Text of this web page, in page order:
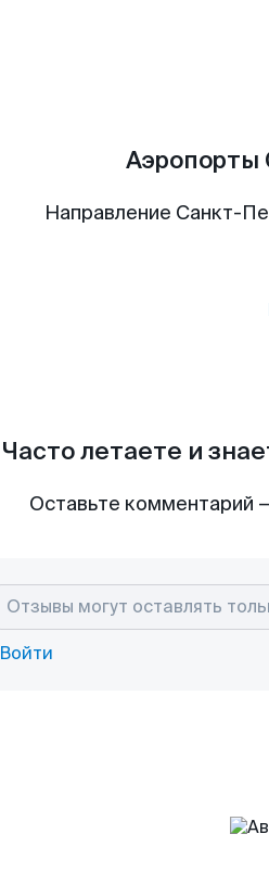
Аэропорты
Направление Санкт-
Часто летаете и
Оставьте комментарий
Войти